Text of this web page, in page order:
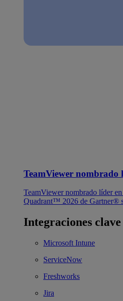
TeamViewer nombrado
TeamViewer nombrado líder
Quadrant™ 2026 de Gartner®
Integraciones clave
Microsoft Intune
ServiceNow
Freshworks
Jira